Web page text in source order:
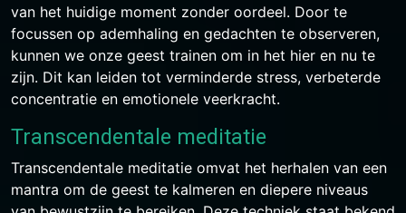
van het huidige moment zonder oordeel. Door te
focussen op ademhaling en gedachten te observeren,
kunnen we onze geest trainen om in het hier en nu te
zijn. Dit kan leiden tot verminderde stress, verbeterde
concentratie en emotionele veerkracht.
Transcendentale meditatie
Transcendentale meditatie omvat het herhalen van een
mantra om de geest te kalmeren en diepere niveaus